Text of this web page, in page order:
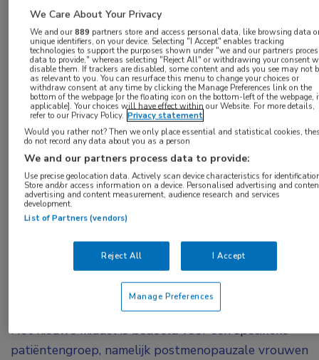
Osteoporose is een chronische ziekte met een hoog
risico op nieuwe fracturen. Dit komt door een
disbalans tussen osteoblasten die bot opbouwen
en osteoclasten die bot afbreken. “De
behandelstrategie richt zich tot nu toe vooral op
een gezonde leefstijl met voldoende zuivel”, vertelt
Raterman. “Medicatie zoals bisfosfonaten en
denosumab doen alleen iets tegen het probleem
van de botafbraak. Het bijzondere van
romosozumab is dat het met name zorgt voor
botopbouw. Het is hiermee het tweede
geneesmiddel, naast teriparatide, wat vooral tot
botopbouw leidt. Maar het heeft een heel ander en
uniek werkingsmechanisme.”
Specifieke criteria
Het nieuwe middel is bedoeld voor een specifieke
patiëntengroep, namelijk postmenopauzale vrouwen
We Care About Your Privacy
We and our889 partners store and access personal data, like browsing data
unique identifiers, on your device. Selecting "I Accept" enables tracking
technologies to support the purposes shown under "we and our partners
data to provide," whereas selecting "Reject All" or withdrawing your consent
disable them. If trackers are disabled, some content and ads you see may not
as relevant to you. You can resurface this menu to change your choices or
withdraw consent at any time by clicking the Manage Preferences link on the
bottom of the webpage [or the floating icon on the bottom-left of the webpage,
applicable]. Your choices will have effect within our Website. For more details,
refer to our Privacy Policy. Privacy statement
Would you rather not? Then we only place essential and statistical cookies,
do not record any data about you as a person
We and our partners process data to provide:
Use precise geolocation data. Actively scan device characteristics for
Store and/or access information on a device. Personalised advertising and
advertising and content measurement, audience research and services
development.
List of Partners (vendors)
Reject All I Accept
Manage Preferences